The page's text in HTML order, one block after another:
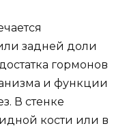
задней доли
гормонов
и функции
В стенке
кости или в